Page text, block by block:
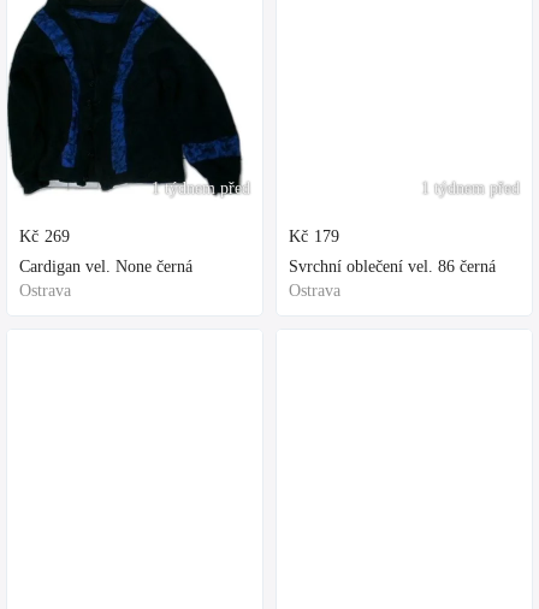
1 týdnem před
Kč 269
Cardigan vel. None černá
Ostrava
1 týdnem před
Kč 179
Svrchní oblečení vel. 86 černá
Ostrava